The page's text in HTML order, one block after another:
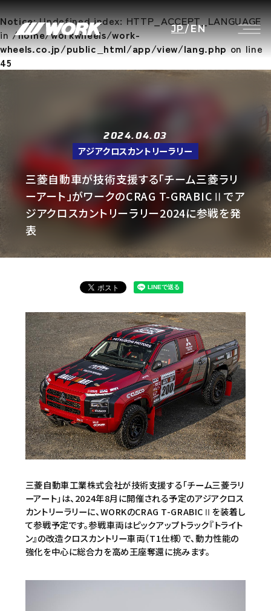
Notice: Undefined index: HTTP_ACCEPT_LANGUAGE
in/home/workwheels/work-
wheels.co.jp/public_html/app/view/lang.phpon line
45
JP/EN
2024.04.03
アジアクロスカントリーラリー
三菱自動車が技術支援する「チーム三菱ラリ
ーアート」がワークのCRAG T-GRABICⅡでア
ジアクロスカントリーラリー2024に参戦を発
表
三菱自動車工業株式会社が技術支援する「チーム三菱ラリ
ーアート」は、2024年8月に開催される予定のアジアクロス
カントリーラリーに、WORKのCRAG T-GRABICⅡを装着し
て参戦予定です。参戦車両はピックアップトラック『トライト
ン』の改造クロスカントリー車両（T1仕様）で、動力性能の
強化を中心に総合力を高め王座奪還に挑みます。